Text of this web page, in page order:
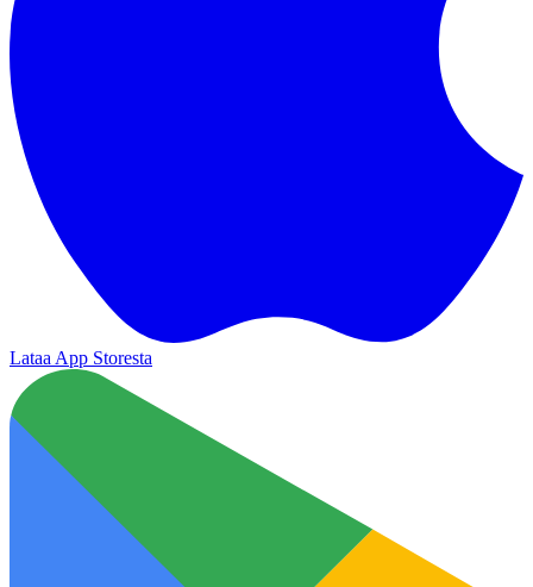
Lataa App Storesta